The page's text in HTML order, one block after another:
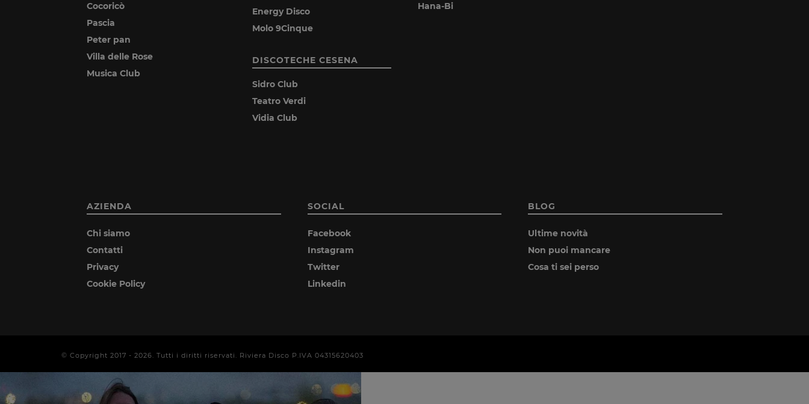
Cocoricò
Pascia
Peter pan
Villa delle Rose
Musica Club
Energy Disco
Molo 9Cinque
DISCOTECHE CESENA
Sidro Club
Teatro Verdi
Vidia Club
Hana-Bi
AZIENDA
Chi siamo
Contatti
Privacy
Cookie Policy
SOCIAL
Facebook
Instagram
Twitter
Linkedin
BLOG
Ultime novità
Non puoi mancare
Cosa ti sei perso
© Copyright 2017 - 2026. Tutti i diritti riservati. Riviera Disco P.IVA 04315620403